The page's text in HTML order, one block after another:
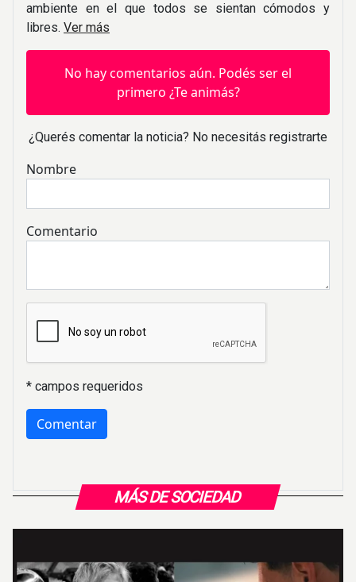
MÁS DE SOCIEDAD
ambiente en el que todos se sientan cómodos y
libres. Ver más
No hay comentarios aún. Podés ser el
primero ¿Te animás?
¿Querés comentar la noticia? No necesitás registrarte
Nombre
Comentario
* campos requeridos